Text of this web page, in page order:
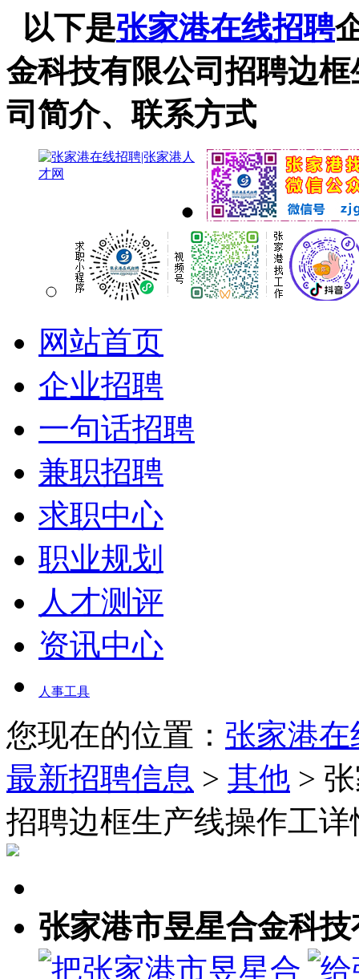
以下是张家港在线招聘
金科技有限公司招聘边
司简介、联系方式
网站首页
企业招聘
一句话招聘
兼职招聘
求职中心
职业规划
人才测评
资讯中心
人事工具
您现在的位置： 张家港
最新招聘信息 > 其他 >
招聘边框生产线操作工详
张家港市昱星合金科